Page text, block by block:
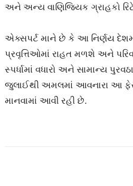
અને અન્ય વાણિજ્યિક ગ્રાહકો
એક્સપર્ટ માને છે કે આ નિર્ણય
પ્રવૃત્તિઓમાં રાહત મળશે અને
સ્પર્ધામાં વધારો અને સામાન્ય
જુલાઈથી અમલમાં આવનારા આ
માનવામાં આવી રહી છે.